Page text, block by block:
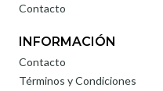
Contacto
INFORMACIÓN
Contacto
Términos y Condiciones